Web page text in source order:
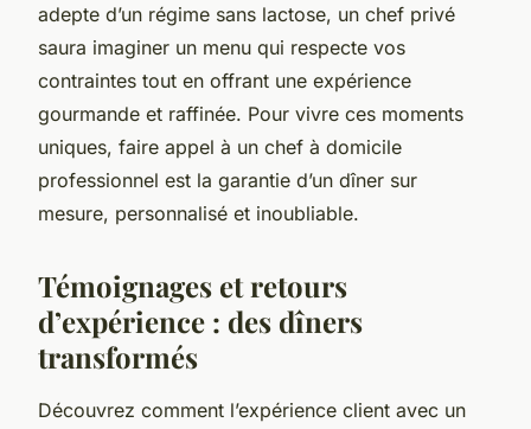
adepte d’un régime sans lactose, un chef privé
saura imaginer un menu qui respecte vos
contraintes tout en offrant une expérience
gourmande et raffinée. Pour vivre ces moments
uniques, faire appel à un chef à domicile
professionnel est la garantie d’un dîner sur
mesure, personnalisé et inoubliable.
Témoignages et retours
d’expérience : des dîners
transformés
Découvrez comment l’expérience client avec un